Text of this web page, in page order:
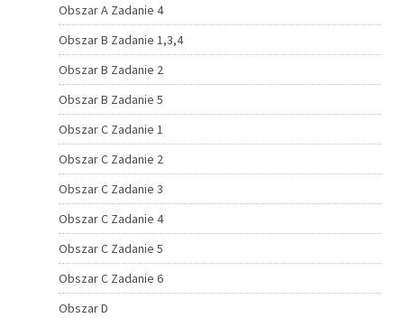
Obszar A Zadanie 4
Obszar B Zadanie 1,3,4
Obszar B Zadanie 2
Obszar B Zadanie 5
Obszar C Zadanie 1
Obszar C Zadanie 2
Obszar C Zadanie 3
Obszar C Zadanie 4
Obszar C Zadanie 5
Obszar C Zadanie 6
Obszar D